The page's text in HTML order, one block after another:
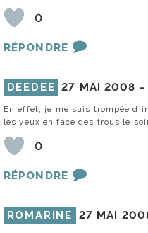
0
RÉPONDRE
DEEDEE 27 MAI 2008 -
En effet, je me suis trompée
les yeux en face des trous le
0
RÉPONDRE
ROMARINE 27 MAI